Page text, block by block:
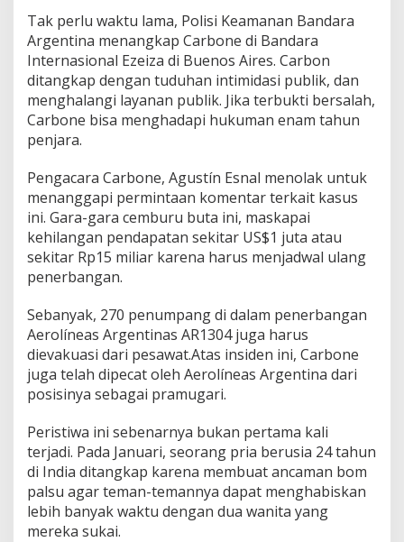
Tak perlu waktu lama, Polisi Keamanan Bandara
Argentina menangkap Carbone di Bandara
Internasional Ezeiza di Buenos Aires. Carbon
ditangkap dengan tuduhan intimidasi publik, dan
menghalangi layanan publik. Jika terbukti bersalah,
Carbone bisa menghadapi hukuman enam tahun
penjara.
Pengacara Carbone, Agustín Esnal menolak untuk
menanggapi permintaan komentar terkait kasus
ini. Gara-gara cemburu buta ini, maskapai
kehilangan pendapatan sekitar US$1 juta atau
sekitar Rp15 miliar karena harus menjadwal ulang
penerbangan.
Sebanyak, 270 penumpang di dalam penerbangan
Aerolíneas Argentinas AR1304 juga harus
dievakuasi dari pesawat.Atas insiden ini, Carbone
juga telah dipecat oleh Aerolíneas Argentina dari
posisinya sebagai pramugari.
Peristiwa ini sebenarnya bukan pertama kali
terjadi. Pada Januari, seorang pria berusia 24 tahun
di India ditangkap karena membuat ancaman bom
palsu agar teman-temannya dapat menghabiskan
lebih banyak waktu dengan dua wanita yang
mereka sukai.